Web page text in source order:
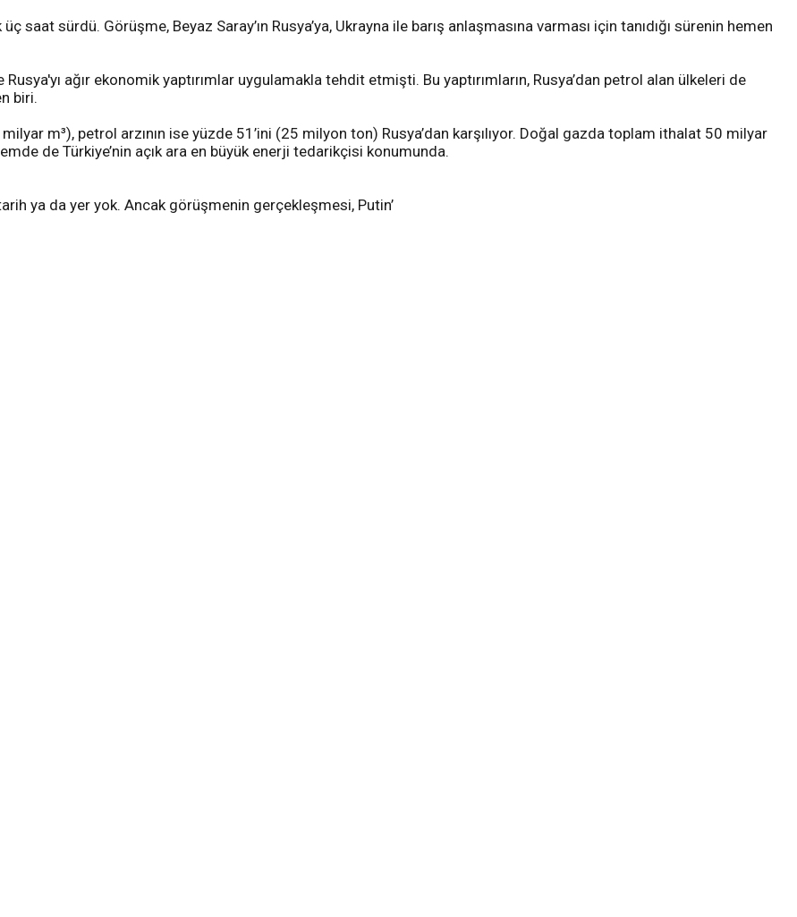
saat sürdü. Görüşme, Beyaz Saray’ın Rusya’ya, Ukrayna ile barış anlaşmasına varması için tanıdığı sürenin hemen
ağır ekonomik yaptırımlar uygulamakla tehdit etmişti. Bu yaptırımların, Rusya’dan petrol alan ülkeleri de
biri.
m³), petrol arzının ise yüzde 51’ini (25 milyon ton) Rusya’dan karşılıyor. Doğal gazda toplam ithalat 50 milyar
de Türkiye’nin açık ara en büyük enerji tedarikçisi konumunda.
ya da yer yok. Ancak görüşmenin gerçekleşmesi, Putin’